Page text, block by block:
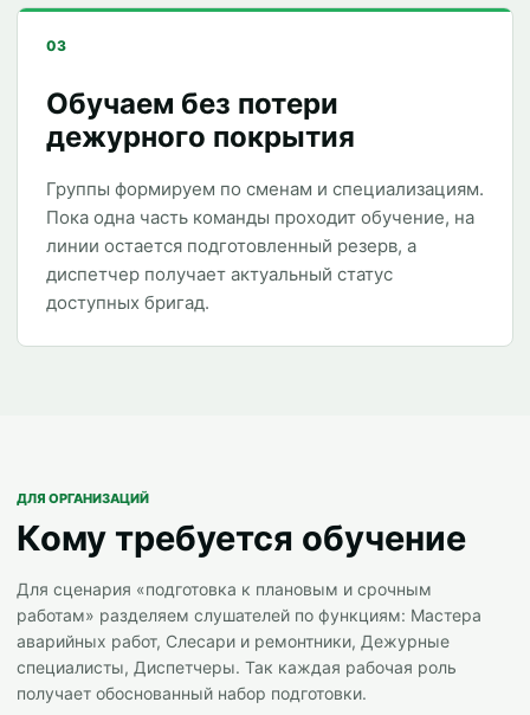
03
Обучаем без потери
дежурного покрытия
Группы формируем по сменам и специализациям.
Пока одна часть команды проходит обучение, на
линии остается подготовленный резерв, а
диспетчер получает актуальный статус
доступных бригад.
ДЛЯ ОРГАНИЗАЦИЙ
Кому требуется обучение
Для сценария «подготовка к плановым и срочным
работам» разделяем слушателей по функциям: Мастера
аварийных работ, Слесари и ремонтники, Дежурные
специалисты, Диспетчеры. Так каждая рабочая роль
получает обоснованный набор подготовки.